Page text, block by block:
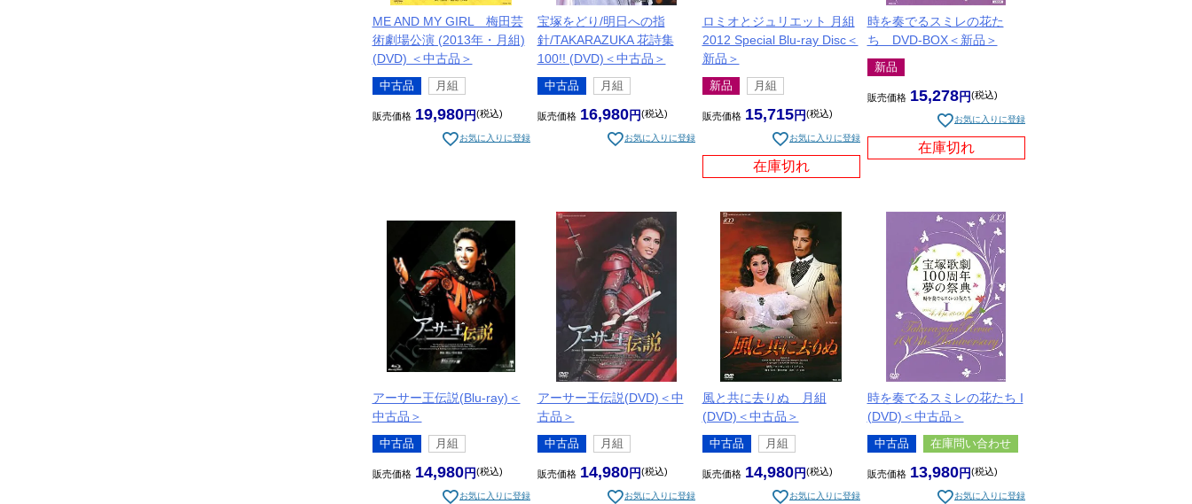
ME AND MY GIRL 梅田芸
術劇場公演 (2013年・月組)
(DVD) ＜中古品＞
中古品 月組
販売価格 19,980 税込
お気に入りに登録
宝塚をどり/明日への指
針/TAKARAZUKA 花詩集
100!! (DVD)＜中古品＞
中古品 月組
販売価格 16,980 税込
お気に入りに登録
ロミオとジュリエット 月組
2012 Special Blu-ray Disc＜
新品＞
新品 月組
販売価格 15,715 税込
お気に入りに登録
在庫切れ
時を奏でるスミレの花た
ち DVD-BOX＜新品＞
新品
販売価格 15,278 税込
お気に入りに登録
在庫切れ
アーサー王伝説(Blu-ray)＜
中古品＞
中古品 月組
販売価格 14,980 税込
お気に入りに登録
アーサー王伝説(DVD)＜中
古品＞
中古品 月組
販売価格 14,980 税込
お気に入りに登録
風と共に去りぬ 月組
(DVD)＜中古品＞
中古品 月組
販売価格 14,980 税込
お気に入りに登録
時を奏でるスミレの花たち I
(DVD)＜中古品＞
中古品 在庫問い合わせ
販売価格 13,980 税込
お気に入りに登録